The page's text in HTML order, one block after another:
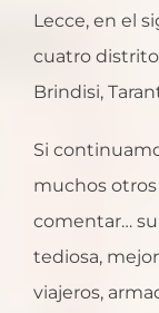
Lecce, en el
cuatro
Brindisi,
Si
muchos
comentar…
tediosa,
viajeros,